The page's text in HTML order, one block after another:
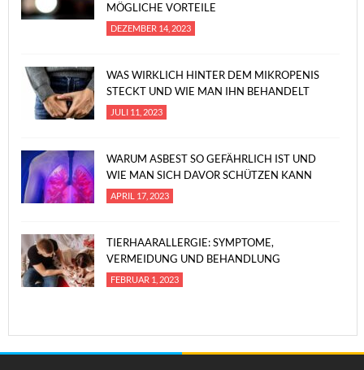
MÖGLICHE VORTEILE
DEZEMBER 14, 2023
WAS WIRKLICH HINTER DEM MIKROPENIS
STECKT UND WIE MAN IHN BEHANDELT
JULI 11, 2023
WARUM ASBEST SO GEFÄHRLICH IST UND
WIE MAN SICH DAVOR SCHÜTZEN KANN
APRIL 17, 2023
TIERHAARALLERGIE: SYMPTOME,
VERMEIDUNG UND BEHANDLUNG
FEBRUAR 1, 2023